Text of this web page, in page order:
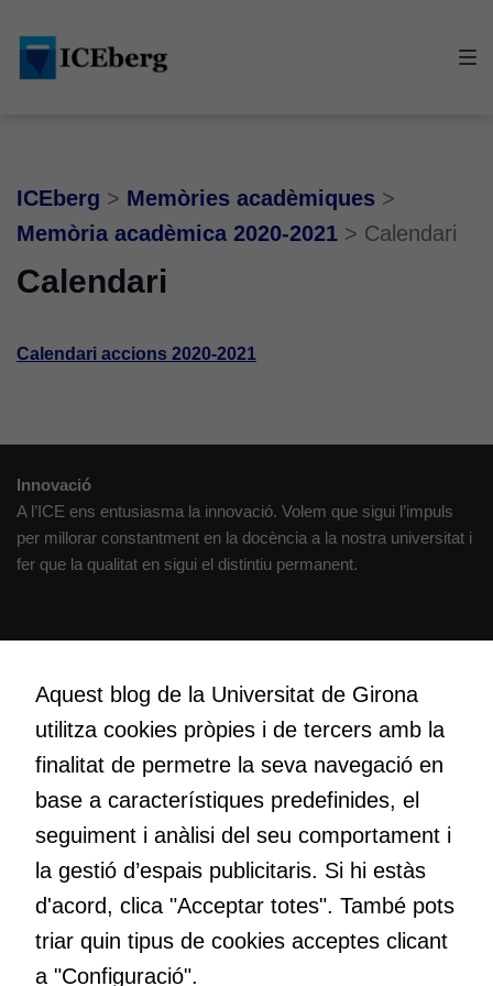
main
content
footer
ICEberg > Memòries acadèmiques >
Memòria acadèmica 2020-2021 > Calendari
Calendari
Calendari accions 2020-2021
Innovació
A l’ICE ens entusiasma la innovació. Volem que sigui l’impuls
per millorar constantment en la docència a la nostra universitat i
fer que la qualitat en sigui el distintiu permanent.
Volem crear espais de reflexió i de debat, espais on qüestionar-
nos el que estem fent, atrevir-nos a pensar noves i millors
maneres de fer-ho i generar plegats idees innovadores.
Educació
transformació. Volem contribuir a millorar-la impulsant
metodologies docents actives i ambients d’aprenentatge
dinàmics.
Aquest blog de la Universitat de Girona
utilitza cookies pròpies i de tercers amb la
finalitat de permetre la seva navegació en
base a característiques predefinides, el
seguiment i anàlisi del seu comportament i
la gestió d’espais publicitaris. Si hi estàs
d'acord, clica "Acceptar totes". També pots
triar quin tipus de cookies acceptes clicant
a "Configuració".